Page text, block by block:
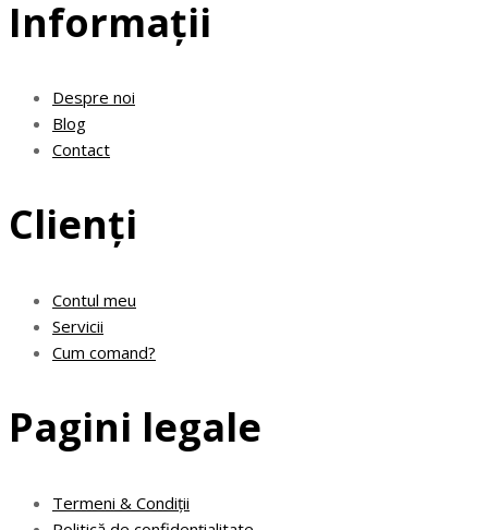
Informații
Despre noi
Blog
Contact
Clienți
Contul meu
Servicii
Cum comand?
Pagini legale
Termeni & Condiții